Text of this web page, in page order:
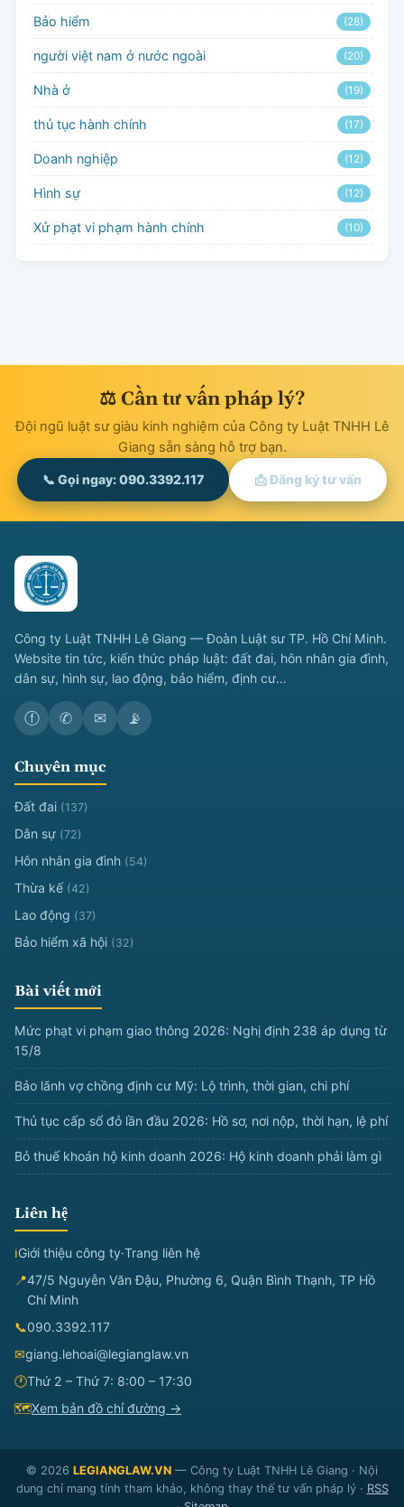
Bảo hiểm (28)
người việt nam ở nước ngoài (20)
Nhà ở (19)
thủ tục hành chính (17)
Doanh nghiệp (12)
Hình sự (12)
Xử phạt vi phạm hành chính (10)
⚖ Cần tư vấn pháp lý?
Đội ngũ luật sư giàu kinh nghiệm của Công ty Luật TNHH Lê
Giang sẵn sàng hỗ trợ bạn.
📞 Gọi ngay: 090.3392.117 📩 Đăng ký tư vấn
Công ty Luật TNHH Lê Giang — Đoàn Luật sư TP. Hồ Chí Minh.
Website tin tức, kiến thức pháp luật: đất đai, hôn nhân gia đình,
dân sự, hình sự, lao động, bảo hiểm, định cư…
ⓕ ✆ ✉ 📡
Chuyên mục
Đất đai (137)
Dân sự (72)
Hôn nhân gia đình (54)
Thừa kế (42)
Lao động (37)
Bảo hiểm xã hội (32)
Bài viết mới
Mức phạt vi phạm giao thông 2026: Nghị định 238 áp dụng từ
15/8
Bảo lãnh vợ chồng định cư Mỹ: Lộ trình, thời gian, chi phí
Thủ tục cấp sổ đỏ lần đầu 2026: Hồ sơ, nơi nộp, thời hạn, lệ phí
Bỏ thuế khoán hộ kinh doanh 2026: Hộ kinh doanh phải làm gì
Liên hệ
ℹGiới thiệu công ty·Trang liên hệ
📍47/5 Nguyễn Văn Đậu, Phường 6, Quận Bình Thạnh, TP Hồ
Chí Minh
📞090.3392.117
✉giang.lehoai@legianglaw.vn
🕐Thứ 2 – Thứ 7: 8:00 – 17:30
🗺Xem bản đồ chỉ đường →
© 2026 LEGIANGLAW.VN — Công ty Luật TNHH Lê Giang · Nội
dung chỉ mang tính tham khảo, không thay thế tư vấn pháp lý · RSS